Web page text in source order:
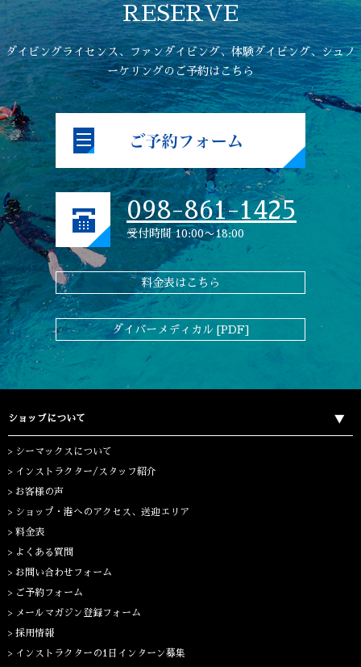
RESERVE
ダイビングライセンス、ファンダイビング、体験ダイビング、シュノ
ーケリングのご予約はこちら
098-861-1425
受付時間 10:00〜18:00
料金表はこちら
ダイバーメディカル [PDF]
ショップについて
シーマックスについて
インストラクター/スタッフ紹介
お客様の声
ショップ・港へのアクセス、送迎エリア
料金表
よくある質問
お問い合わせフォーム
ご予約フォーム
メールマガジン登録フォーム
採用情報
インストラクターの1日インターン募集